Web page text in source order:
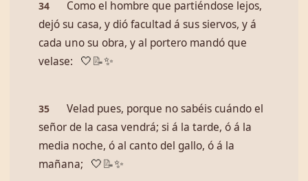
34
Como el hombre que partiéndose lejos,
dejó su casa, y dió facultad á sus siervos, y á
cada uno su obra, y al portero mandó que
velase:
🤍 📝✨
35
Velad pues, porque no sabéis cuándo el
señor de la casa vendrá; si á la tarde, ó á la
media noche, ó al canto del gallo, ó á la
mañana;
🤍 📝✨